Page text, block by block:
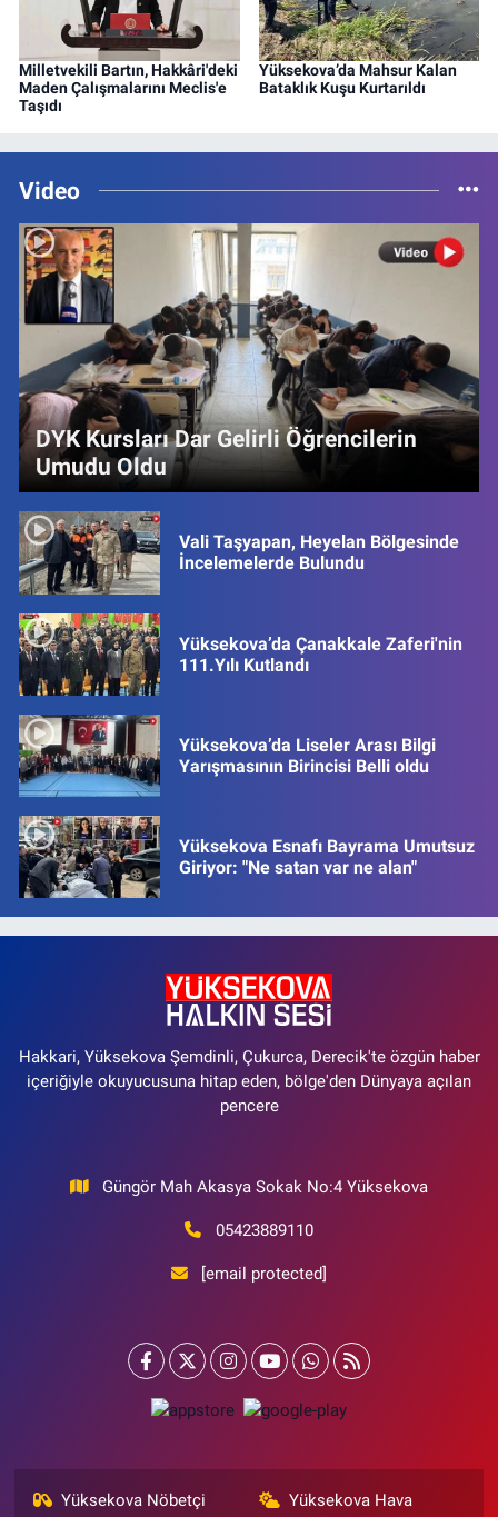
Milletvekili Bartın, Hakkâri'deki
Maden Çalışmalarını Meclis'e
Taşıdı
Yüksekova’da Mahsur Kalan
Bataklık Kuşu Kurtarıldı
Video
DYK Kursları Dar Gelirli Öğrencilerin
Umudu Oldu
Vali Taşyapan, Heyelan Bölgesinde
İncelemelerde Bulundu
Yüksekova’da Çanakkale Zaferi'nin
111.Yılı Kutlandı
Yüksekova’da Liseler Arası Bilgi
Yarışmasının Birincisi Belli oldu
Yüksekova Esnafı Bayrama Umutsuz
Giriyor: "Ne satan var ne alan"
Hakkari, Yüksekova Şemdinli, Çukurca, Derecik'te özgün haber
içeriğiyle okuyucusuna hitap eden, bölge'den Dünyaya açılan
pencere
Güngör Mah Akasya Sokak No:4 Yüksekova
05423889110
[email protected]
Yüksekova Nöbetçi
Yüksekova Hava